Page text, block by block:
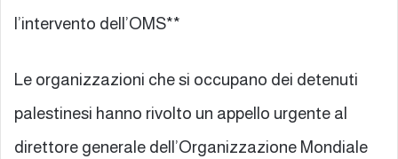
l’intervento dell’OMS**
Le organizzazioni che si occupano dei detenuti
palestinesi hanno rivolto un appello urgente al
direttore generale dell’Organizzazione Mondiale